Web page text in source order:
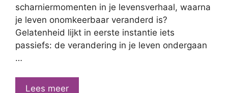
scharniermomenten in je levensverhaal, waarna
je leven onomkeerbaar veranderd is?
Gelatenheid lijkt in eerste instantie iets
passiefs: de verandering in je leven ondergaan
…
Lees meerGelatenheid